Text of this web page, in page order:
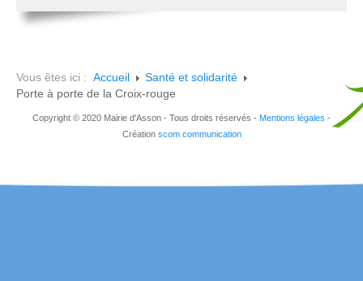
Vous êtes ici : Accueil
Santé et solidarité
Porte à porte de la Croix-rouge
Copyright © 2020 Mairie d'Asson - Tous droits réservés - Mentions légales -
Création scom communication